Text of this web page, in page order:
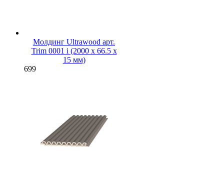
Молдинг Ultrawood арт.
Trim 0001 i (2000 х 66.5 х
15 мм)
699